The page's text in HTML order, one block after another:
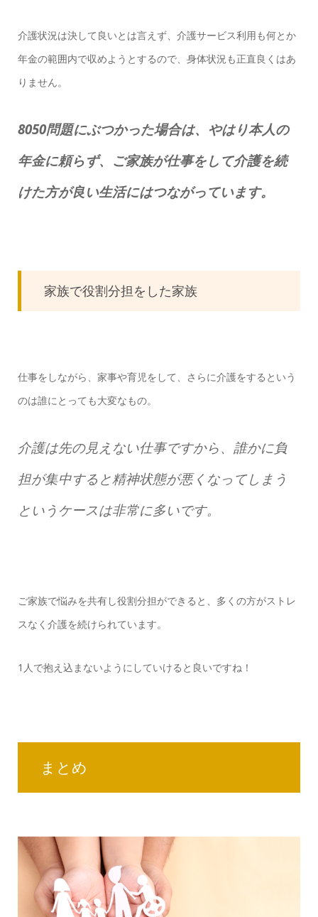
介護状況は決して良いとは言えず、介護サービス利用も何とか
年金の範囲内で収めようとするので、身体状況も正直良くはあ
りません。
8050問題にぶつかった場合は、やはり本人の
年金に頼らず、ご家族が仕事をして介護を続
けた方が良い生活にはつながっています。
家族で役割分担をした家族
仕事をしながら、家事や育児をして、さらに介護をするという
のは誰にとっても大変なもの。
介護は先の見えない仕事ですから、誰かに負
担が集中すると精神状態が悪くなってしまう
というケースは非常に多いです。
ご家族で悩みを共有し役割分担ができると、多くの方がストレ
スなく介護を続けられています。
1人で抱え込まないようにしていけると良いですね！
まとめ